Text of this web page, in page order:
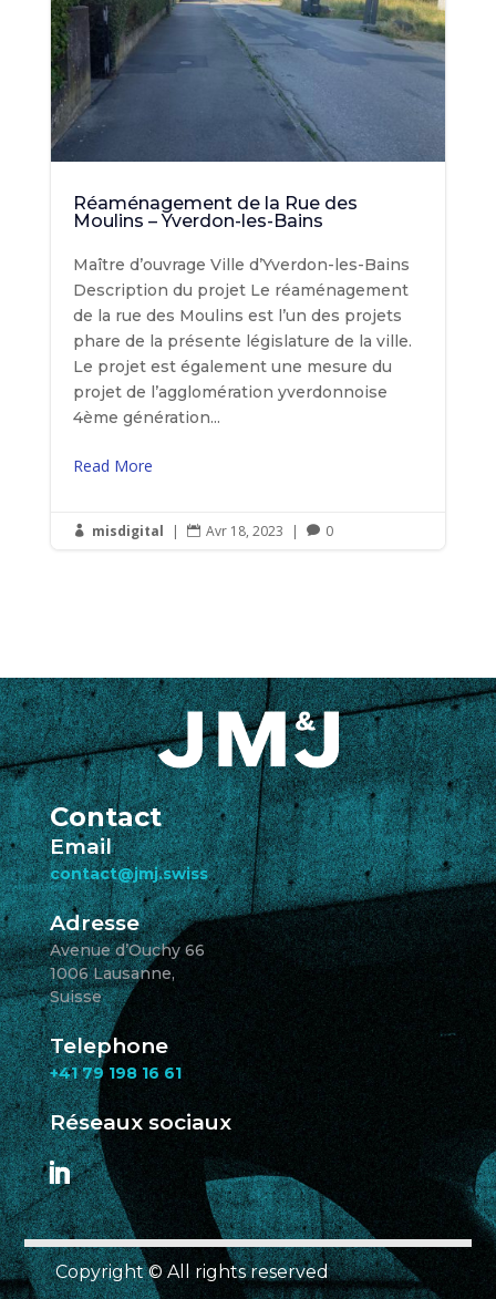
Réaménagement de la Rue des
Moulins – Yverdon-les-Bains
Maître d’ouvrage Ville d’Yverdon-les-Bains
Description du projet Le réaménagement
de la rue des Moulins est l’un des projets
phare de la présente législature de la ville.
Le projet est également une mesure du
projet de l’agglomération yverdonnoise
4ème génération...
Read More
 misdigital |  Avr 18, 2023 |  0
Contact
Email
contact@jmj.swiss
Adresse
Avenue d’Ouchy 66
1006 Lausanne,
Suisse
Telephone
+41 79 198 16 61
Réseaux sociaux
Copyright © All rights reserved